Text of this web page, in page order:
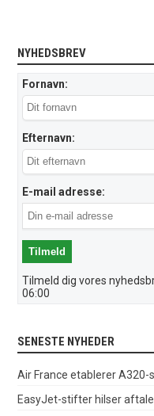
NYHEDSBREV
Fornavn:
Efternavn:
E-mail adresse:
Tilmeld dig vores
06:00
SENESTE NYHEDER
Air France etablerer
EasyJet-stifter hilser